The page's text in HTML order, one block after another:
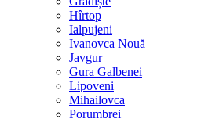
Hîrtop
Ialpujeni
Ivanovca Nouă
Javgur
Gura Galbenei
Lipoveni
Mihailovca
Porumbrei